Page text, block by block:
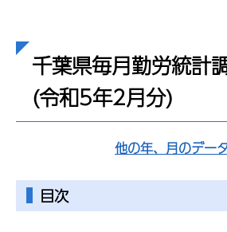
千葉県毎月勤労統計
(令和5年2月分)
他の年、月のデー
目次